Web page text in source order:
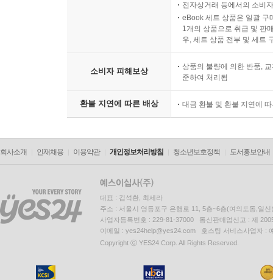
전자상거래 등에서의 소비
eBook 세트 상품은 일괄 구
1개의 상품으로 취급 및 판
우, 세트 상품 전부 및 세트
소비자 피해보상
상품의 불량에 의한 반품,
준하여 처리됨
환불 지연에 따른 배상 대금 환불 및 환불 지연에
회사소개 인재채용 이용약관 개인정보처리방침 청소년보호정책 도서홍보안내
대표 : 김석환, 최세라
주소 : 서울시 영등포구 은행로 11, 5층~6층(여의도동,일신
사업자등록번호 : 229-81-37000 통신판매업신고 : 제
이메일 : yes24help@yes24.com 호스팅 서비스사업자 :
Copyright ⓒ YES24 Corp. All Rights Reserved.